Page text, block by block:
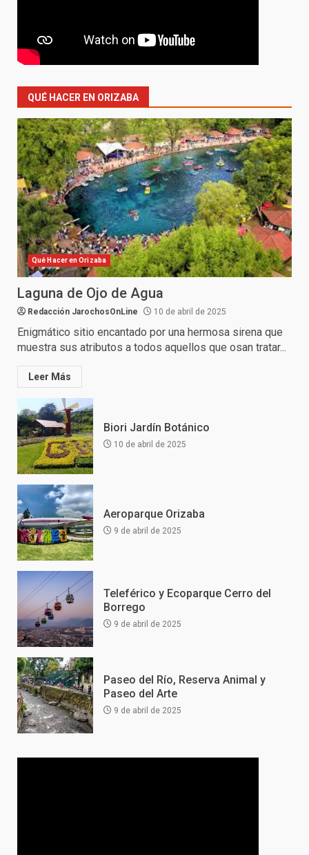
QUÉ HACER EN ORIZABA
Qué Hacer en Orizaba
Laguna de Ojo de Agua
Redacción JarochosOnLine 10 de abril de 2025
Enigmático sitio encantado por una hermosa sirena que
muestra sus atributos a todos aquellos que osan tratar...
Leer Más
Biori Jardín Botánico
10 de abril de 2025
Aeroparque Orizaba
9 de abril de 2025
Teleférico y Ecoparque Cerro del
Borrego
9 de abril de 2025
Paseo del Río, Reserva Animal y
Paseo del Arte
9 de abril de 2025